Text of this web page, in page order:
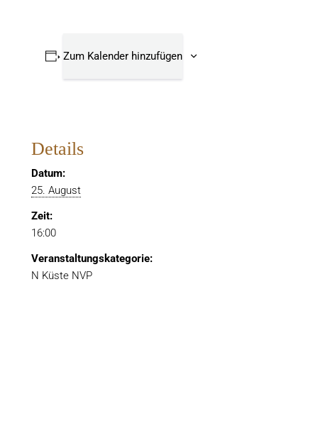
Zum Kalender hinzufügen
Details
Datum:
25. August
Zeit:
16:00
Veranstaltungskategorie:
N Küste NVP